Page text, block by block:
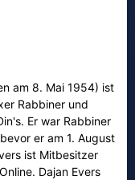
am 8. Mai 1954) ist
Rabbiner und
Er war Rabbiner
er am 1. August
ist Mitbesitzer
Dajan Evers